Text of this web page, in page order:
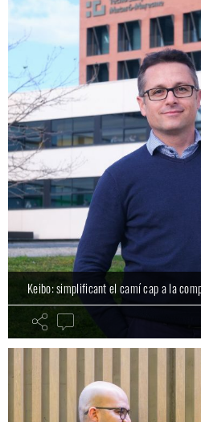
Keibo: simplificant el camí cap a la